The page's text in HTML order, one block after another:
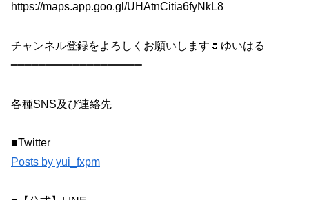
https://maps.app.goo.gl/UHAtnCitia6fyNkL8
チャンネル登録をよろしくお願いします🌷ゆいはる
━━━━━━━━━━━━━━━━━━━
各種SNS及び連絡先
■Twitter
Posts by yui_fxpm